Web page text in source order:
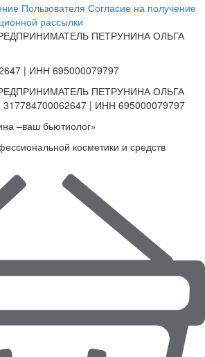
Пользователя Согласие на получение
рассылки
ПЕТРУНИНА ОЛЬГА
| ИНН 695000079797
ПЕТРУНИНА ОЛЬГА
| ИНН 695000079797
–ваш бьютиолог»
косметики и средств